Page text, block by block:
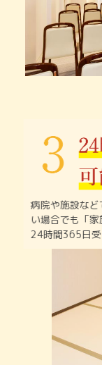
病院や施設な
い場合でも「
24時間365日受